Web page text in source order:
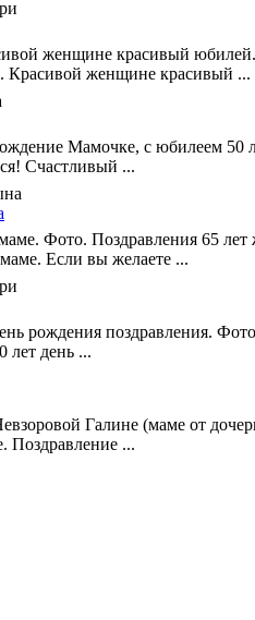
женщине красивый юбилей.
Красивой женщине красивый ...
Мамочке, с юбилеем 50
Счастливый ...
Фото. Поздравления 65
Если вы желаете ...
рождения поздравления.
лет день ...
Галине (маме от
Поздравление ...